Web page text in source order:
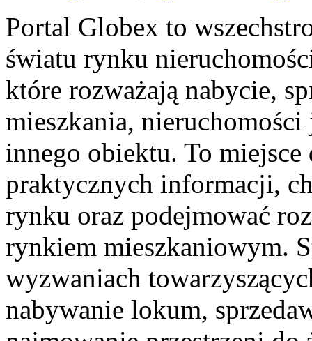
Portal Globex to
światu rynku
które rozważają nabycie,
mieszkania,
innego obiektu. To
praktycznych informacji,
rynku oraz podejmować
rynkiem mieszkaniowym.
wyzwaniach
nabywanie lokum,